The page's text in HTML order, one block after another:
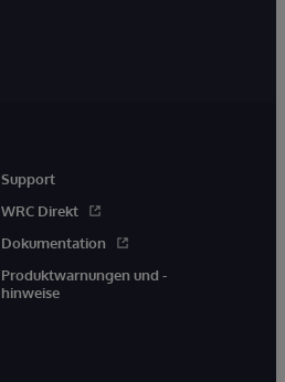
Support
WRC Direkt
Dokumentation
Produktwarnungen und -
hinweise